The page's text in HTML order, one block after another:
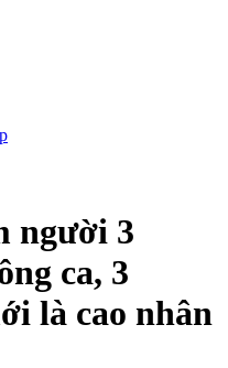
người 3
ca, 3
là cao nhân